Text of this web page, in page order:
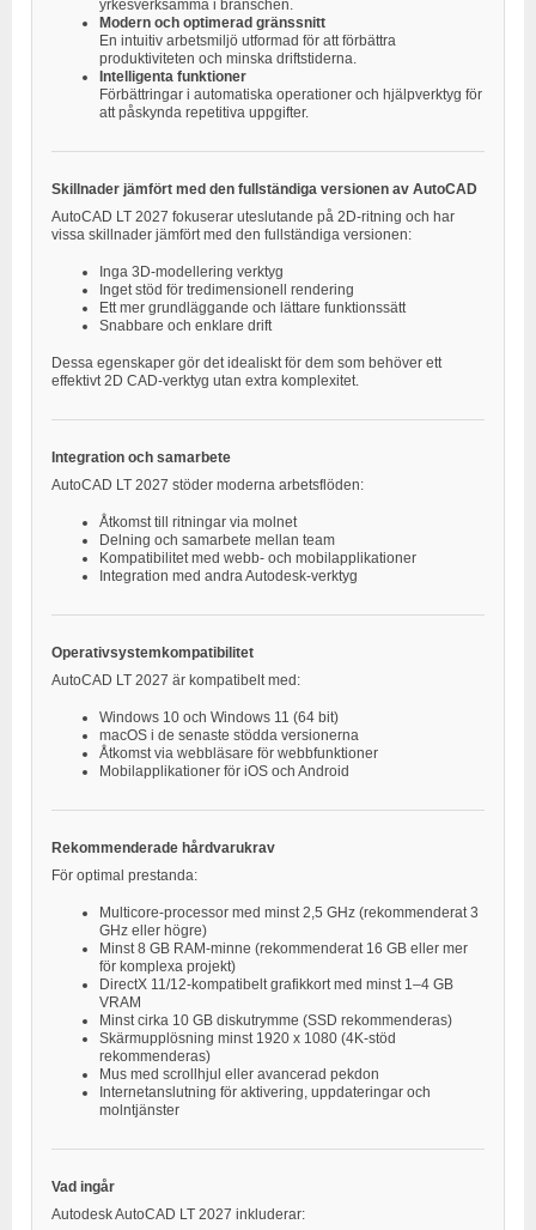
yrkesverksamma i branschen.
Modern och optimerad gränssnitt
En intuitiv arbetsmiljö utformad för att förbättra
produktiviteten och minska driftstiderna.
Intelligenta funktioner
Förbättringar i automatiska operationer och hjälpverktyg för
att påskynda repetitiva uppgifter.
Skillnader jämfört med den fullständiga versionen av AutoCAD
AutoCAD LT 2027 fokuserar uteslutande på 2D-ritning och har
vissa skillnader jämfört med den fullständiga versionen:
Inga 3D-modellering verktyg
Inget stöd för tredimensionell rendering
Ett mer grundläggande och lättare funktionssätt
Snabbare och enklare drift
Dessa egenskaper gör det idealiskt för dem som behöver ett
effektivt 2D CAD-verktyg utan extra komplexitet.
Integration och samarbete
AutoCAD LT 2027 stöder moderna arbetsflöden:
Åtkomst till ritningar via molnet
Delning och samarbete mellan team
Kompatibilitet med webb- och mobilapplikationer
Integration med andra Autodesk-verktyg
Operativsystemkompatibilitet
AutoCAD LT 2027 är kompatibelt med:
Windows 10 och Windows 11 (64 bit)
macOS i de senaste stödda versionerna
Åtkomst via webbläsare för webbfunktioner
Mobilapplikationer för iOS och Android
Rekommenderade hårdvarukrav
För optimal prestanda:
Multicore-processor med minst 2,5 GHz (rekommenderat 3
GHz eller högre)
Minst 8 GB RAM-minne (rekommenderat 16 GB eller mer
för komplexa projekt)
DirectX 11/12-kompatibelt grafikkort med minst 1–4 GB
VRAM
Minst cirka 10 GB diskutrymme (SSD rekommenderas)
Skärmupplösning minst 1920 x 1080 (4K-stöd
rekommenderas)
Mus med scrollhjul eller avancerad pekdon
Internetanslutning för aktivering, uppdateringar och
molntjänster
Vad ingår
Autodesk AutoCAD LT 2027 inkluderar: